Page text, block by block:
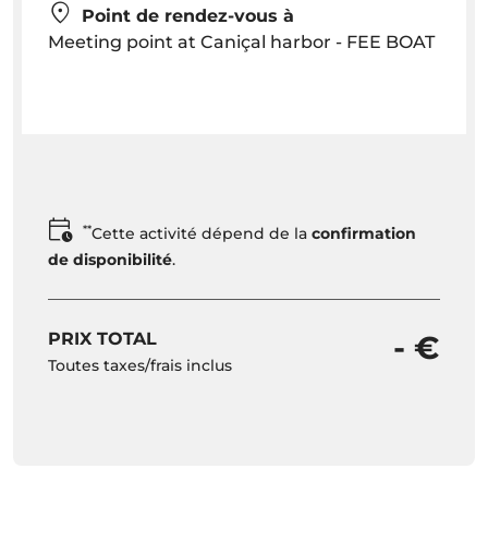
Point de rendez-vous à
Meeting point at Caniçal harbor - FEE BOAT
**Cette activité dépend de la confirmation
de disponibilité.
PRIX TOTAL
Toutes taxes/frais inclus - €